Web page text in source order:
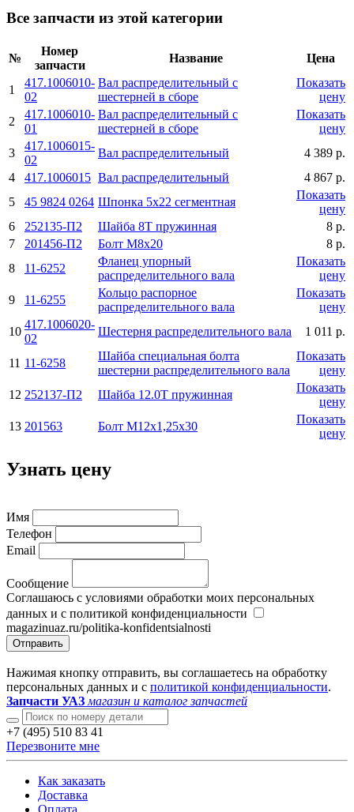
Все запчасти из этой категории
№
Номер
запчасти
Название Цена
1
417.1006010-
02
Вал распределительный с
шестерней в сборе
Показать
цену
2
417.1006010-
01
Вал распределительный с
шестерней в сборе
Показать
цену
3
417.1006015-
02
Вал распределительный
4 389 р.
4
417.1006015 Вал распределительный
4 867 р.
5
45 9824 0264 Шпонка 5x22 сегментная
Показать
цену
6
252135-П2 Шайба 8Т пружинная
8 р.
7
201456-П2 Болт M8x20
8 р.
8
11-6252
Фланец упорный
распределительного вала
Показать
цену
9
11-6255
Кольцо распорное
распределительного вала
Показать
цену
10
417.1006020-
02
Шестерня распределительного вала 1 011 р.
11 11-6258
Шайба специальная болта
шестерни распределительного вала
Показать
цену
12 252137-П2 Шайба 12.0Т пружинная
Показать
цену
13 201563 Болт M12x1,25x30
Показать
цену
Узнать цену
Имя
Телефон
Email
Сообщение
Соглашаюсь с условиями обработки моих персональных
данных и с политикой конфиденциальности
magazinuaz.ru/politika-konfidentsialnosti
Отправить
Нажимая кнопку отправить, вы соглашаетесь на обработку
персональных данных и с политикой конфиденциальности.
Запчасти УАЗ магазин и каталог запчастей
+7 (495) 510 83 41
Перезвоните мне
Как заказать
Доставка